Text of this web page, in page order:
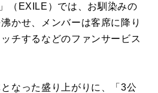
（EXILE）では、お馴染みの
かせ、メンバーは客席に降り
チするなどのファンサービス
なった盛り上がりに、「3公